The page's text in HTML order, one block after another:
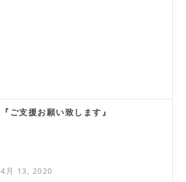
『ご支援お願い致します』
4月 13, 2020